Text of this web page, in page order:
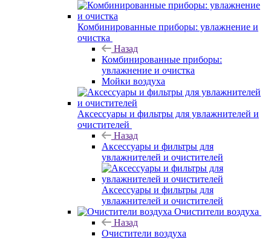
Комбинированные приборы: увлажнение и
очистка
Назад
Комбинированные приборы:
увлажнение и очистка
Мойки воздуха
Аксессуары и фильтры для увлажнителей и
очистителей
Назад
Аксессуары и фильтры для
увлажнителей и очистителей
Аксессуары и фильтры для
увлажнителей и очистителей
Очистители воздуха
Назад
Очистители воздуха